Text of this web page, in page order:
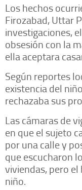
Los hechos
Firozabad, Uttar
investigaciones,
obsesión con la
ella aceptara
Según reportes
existencia del
rechazaba sus
Las cámaras de
en que el sujeto
por una calle y
que escucharon
viviendas, pero
niño.